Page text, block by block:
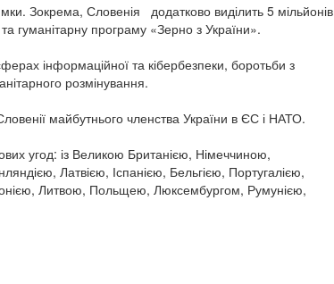
Зокрема, Словенія додатково виділить 5 мільйонів
гуманітарну програму «Зерно з України».
інформаційної та кібербезпеки, боротьби з
розмінування.
майбутнього членства України в ЄС і НАТО.
угод: із Великою Британією, Німеччиною,
Латвією, Іспанією, Бельгією, Португалією,
Литвою, Польщею, Люксембургом, Румунією,